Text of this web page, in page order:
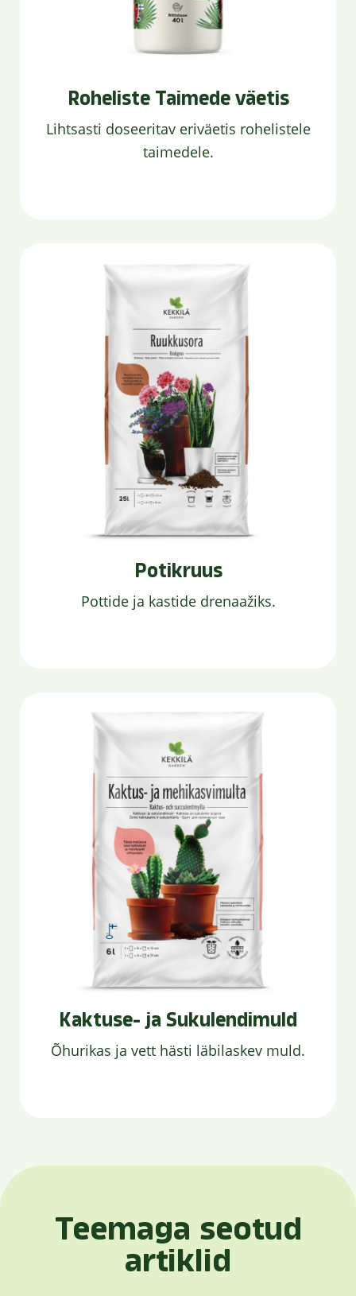
Roheliste Taimede väetis
Lihtsasti doseeritav eriväetis rohelistele
taimedele.
Potikruus
Pottide ja kastide drenaažiks.
Kaktuse- ja Sukulendimuld
Õhurikas ja vett hästi läbilaskev muld.
Teemaga seotud
artiklid